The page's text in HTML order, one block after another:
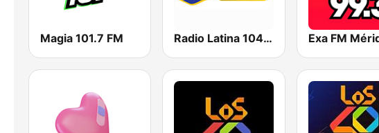
Magia 101.7 FM Radio Latina 104.5 FM Exa FM